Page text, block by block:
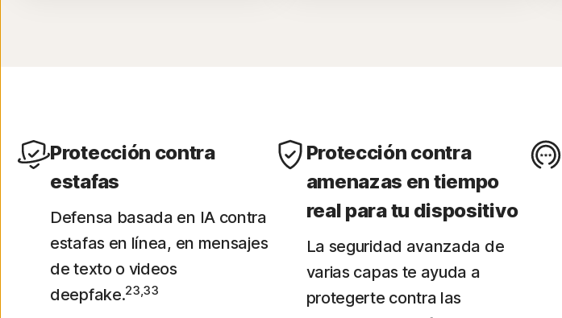
Protección contra
estafas
Defensa basada en IA contra
estafas en línea, en mensajes
de texto o videos
deepfake.23,33
Protección contra
amenazas en tiempo
real para tu dispositivo
La seguridad avanzada de
varias capas te ayuda a
protegerte contra las